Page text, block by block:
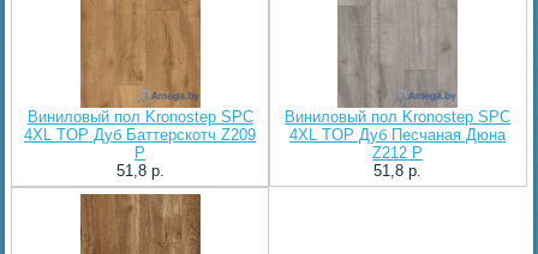
Виниловый пол Kronostep SPC
4XL TOP Дуб Баттерскотч Z209
P
51,8 p.
Виниловый пол Kronostep SPC
4XL TOP Дуб Песчаная Дюна
Z212 P
51,8 p.